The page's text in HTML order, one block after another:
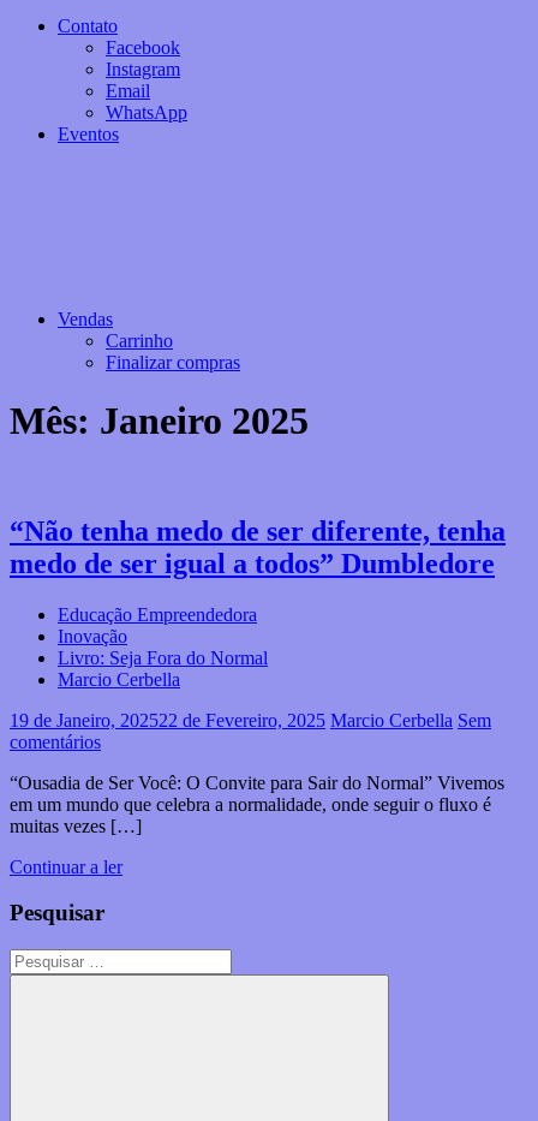
Contato
Facebook
Instagram
Email
WhatsApp
Eventos
Vendas
Carrinho
Finalizar compras
Mês: Janeiro 2025
“Não tenha medo de ser diferente, tenha
medo de ser igual a todos” Dumbledore
Educação Empreendedora
Inovação
Livro: Seja Fora do Normal
Marcio Cerbella
19 de Janeiro, 202522 de Fevereiro, 2025 Marcio Cerbella Sem
comentários
“Ousadia de Ser Você: O Convite para Sair do Normal” Vivemos
em um mundo que celebra a normalidade, onde seguir o fluxo é
muitas vezes […]
Continuar a ler
Pesquisar
Pesquisar
por: